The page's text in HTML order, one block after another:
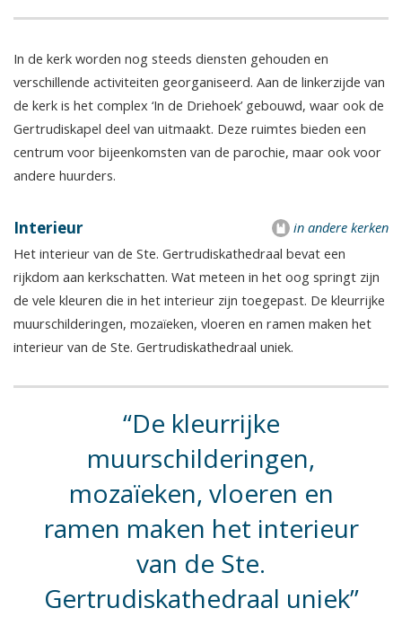
In de kerk worden nog steeds diensten gehouden en
verschillende activiteiten georganiseerd. Aan de linkerzijde van
de kerk is het complex ‘In de Driehoek’ gebouwd, waar ook de
Gertrudiskapel deel van uitmaakt. Deze ruimtes bieden een
centrum voor bijeenkomsten van de parochie, maar ook voor
andere huurders.
in andere kerken
Interieur
Het interieur van de Ste. Gertrudiskathedraal bevat een
rijkdom aan kerkschatten. Wat meteen in het oog springt zijn
de vele kleuren die in het interieur zijn toegepast. De kleurrijke
muurschilderingen, mozaïeken, vloeren en ramen maken het
interieur van de Ste. Gertrudiskathedraal uniek.
De kleurrijke
muurschilderingen,
mozaïeken, vloeren en
ramen maken het interieur
van de Ste.
Gertrudiskathedraal uniek